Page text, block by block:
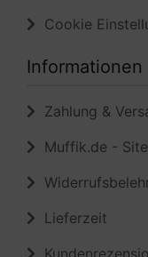
Cookie
Informationen
Zahlung &
Muffik.de -
Lieferzeit